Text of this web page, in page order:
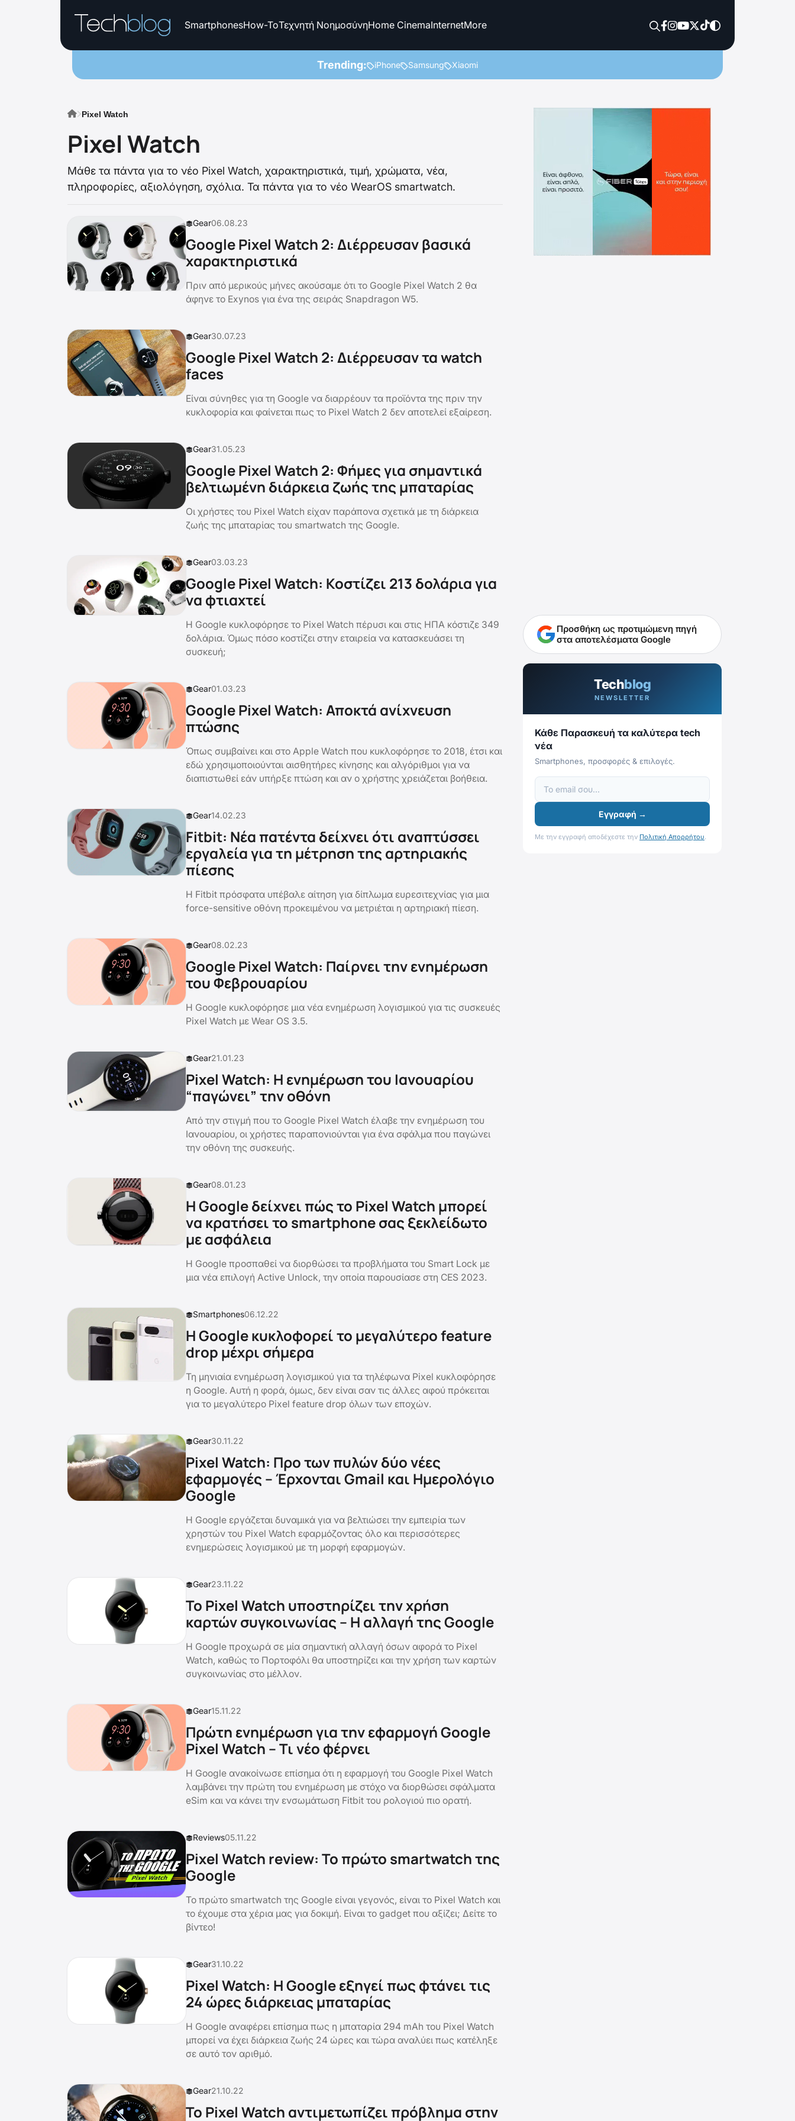
SmartphonesHow-ToΤεχνητή ΝοημοσύνηHome CinemaInternetMore
Trending: iPhone Samsung Xiaomi
Pixel Watch
Pixel Watch
Mάθε τα πάντα για το νέο Pixel Watch, χαρακτηριστικά, τιμή, χρώματα, νέα,
πληροφορίες, αξιολόγηση, σχόλια. Τα πάντα για το νέο WearOS smartwatch.
Gear06.08.23
Google Pixel Watch 2: Διέρρευσαν βασικά
χαρακτηριστικά
Πριν από μερικούς μήνες ακούσαμε ότι το Google Pixel Watch 2 θα
άφηνε το Exynos για ένα της σειράς Snapdragon W5.
Gear30.07.23
Google Pixel Watch 2: Διέρρευσαν τα watch
faces
Είναι σύνηθες για τη Google να διαρρέουν τα προϊόντα της πριν την
κυκλοφορία και φαίνεται πως το Pixel Watch 2 δεν αποτελεί εξαίρεση.
Gear31.05.23
Google Pixel Watch 2: Φήμες για σημαντικά
βελτιωμένη διάρκεια ζωής της μπαταρίας
Οι χρήστες του Pixel Watch είχαν παράπονα σχετικά με τη διάρκεια
ζωής της μπαταρίας του smartwatch της Google.
Gear03.03.23
Google Pixel Watch: Κοστίζει 213 δολάρια για
να φτιαχτεί
Η Google κυκλοφόρησε το Pixel Watch πέρυσι και στις ΗΠΑ κόστιζε 349
δολάρια. Όμως πόσο κοστίζει στην εταιρεία να κατασκευάσει τη
συσκευή;
Gear01.03.23
Google Pixel Watch: Αποκτά ανίχνευση
πτώσης
Όπως συμβαίνει και στο Apple Watch που κυκλοφόρησε το 2018, έτσι και
εδώ χρησιμοποιούνται αισθητήρες κίνησης και αλγόριθμοι για να
διαπιστωθεί εάν υπήρξε πτώση και αν ο χρήστης χρειάζεται βοήθεια.
Gear14.02.23
Fitbit: Nέα πατέντα δείχνει ότι αναπτύσσει
εργαλεία για τη μέτρηση της αρτηριακής
πίεσης
H Fitbit πρόσφατα υπέβαλε αίτηση για δίπλωμα ευρεσιτεχνίας για μια
force-sensitive οθόνη προκειμένου να μετριέται η αρτηριακή πίεση.
Gear08.02.23
Google Pixel Watch: Παίρνει την ενημέρωση
του Φεβρουαρίου
Η Google κυκλοφόρησε μια νέα ενημέρωση λογισμικού για τις συσκευές
Pixel Watch με Wear OS 3.5.
Gear21.01.23
Pixel Watch: Η ενημέρωση του Ιανουαρίου
“παγώνει” την οθόνη
Από την στιγμή που το Google Pixel Watch έλαβε την ενημέρωση του
Ιανουαρίου, οι χρήστες παραπονιούνται για ένα σφάλμα που παγώνει
την οθόνη της συσκευής.
Gear08.01.23
Η Google δείχνει πώς το Pixel Watch μπορεί
να κρατήσει το smartphone σας ξεκλείδωτο
με ασφάλεια
Η Google προσπαθεί να διορθώσει τα προβλήματα του Smart Lock με
μια νέα επιλογή Active Unlock, την οποία παρουσίασε στη CES 2023.
Smartphones06.12.22
Η Google κυκλοφορεί το μεγαλύτερο feature
drop μέχρι σήμερα
Τη μηνιαία ενημέρωση λογισμικού για τα τηλέφωνα Pixel κυκλοφόρησε
η Google. Αυτή η φορά, όμως, δεν είναι σαν τις άλλες αφού πρόκειται
για το μεγαλύτερο Pixel feature drop όλων των εποχών.
Gear30.11.22
Pixel Watch: Προ των πυλών δύο νέες
εφαρμογές – Έρχονται Gmail και Ημερολόγιο
Google
Η Google εργάζεται δυναμικά για να βελτιώσει την εμπειρία των
χρηστών του Pixel Watch εφαρμόζοντας όλο και περισσότερες
ενημερώσεις λογισμικού με τη μορφή εφαρμογών.
Gear23.11.22
To Pixel Watch υποστηρίζει την χρήση
καρτών συγκοινωνίας – Η αλλαγή της Google
H Google προχωρά σε μία σημαντική αλλαγή όσων αφορά το Pixel
Watch, καθώς το Πορτοφόλι θα υποστηρίζει και την χρήση των καρτών
συγκοινωνίας στο μέλλον.
Gear15.11.22
Πρώτη ενημέρωση για την εφαρμογή Google
Pixel Watch – Τι νέο φέρνει
Η Google ανακοίνωσε επίσημα ότι η εφαρμογή του Google Pixel Watch
λαμβάνει την πρώτη του ενημέρωση με στόχο να διορθώσει σφάλματα
eSim και να κάνει την ενσωμάτωση Fitbit του ρολογιού πιο ορατή.
Reviews05.11.22
Pixel Watch review: Το πρώτο smartwatch της
Google
Το πρώτο smartwatch της Google είναι γεγονός, είναι το Pixel Watch και
το έχουμε στα χέρια μας για δοκιμή. Είναι το gadget που αξίζει; Δείτε το
βίντεο!
Gear31.10.22
Pixel Watch: Η Google εξηγεί πως φτάνει τις
24 ώρες διάρκειας μπαταρίας
Η Google αναφέρει επίσημα πως η μπαταρία 294 mAh του Pixel Watch
μπορεί να έχει διάρκεια ζωής 24 ώρες και τώρα αναλύει πως κατέληξε
σε αυτό τον αριθμό.
Gear21.10.22
To Pixel Watch αντιμετωπίζει πρόβλημα στην
Προσθήκη ως προτιμώμενη πηγή
στα αποτελέσματα Google
Techblog
NEWSLETTER
Κάθε Παρασκευή τα καλύτερα tech
νέα
Smartphones, προσφορές & επιλογές.
Εγγραφή →
Με την εγγραφή αποδέχεστε την Πολιτική Απορρήτου.